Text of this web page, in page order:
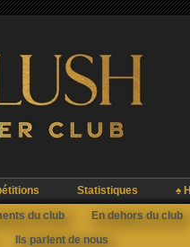
Statistiques ♠
du club En dehors du club
Ils parlent de nous